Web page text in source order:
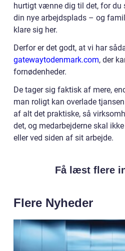
hurtigt vænne dig til det, for du
din nye arbejdsplads – og
klare sig her.
Derfor er det godt, at vi har
gatewaytodenmark.com, der
fornødenheder.
De tager sig faktisk af mere,
man roligt kan overlade
af alt det praktiske, så
det, og medarbejderne skal
eller ved siden af sit arbejde.
Få læst flere
Flere Nyheder